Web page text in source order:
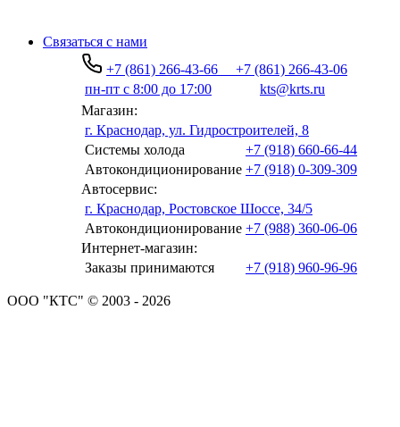
Связаться с нами
+7 (861) 266-43-66
+7 (861) 266-43-06
пн-пт с 8:00 до 17:00
kts@krts.ru
Магазин:
г. Краснодар, ул. Гидростроителей, 8
Системы холода
+7 (918) 660-66-44
Автокондиционирование +7 (918) 0-309-309
Автосервис:
г. Краснодар, Ростовское Шоссе, 34/5
Автокондиционирование +7 (988) 360-06-06
Интернет-магазин:
Заказы принимаются
+7 (918) 960-96-96
ООО "КТС" © 2003 - 2026